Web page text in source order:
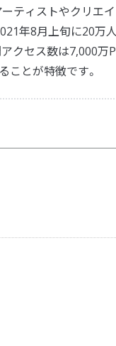
ティストやクリエイ
年8月上旬に20万人
クセス数は7,000万
ことが特徴です。